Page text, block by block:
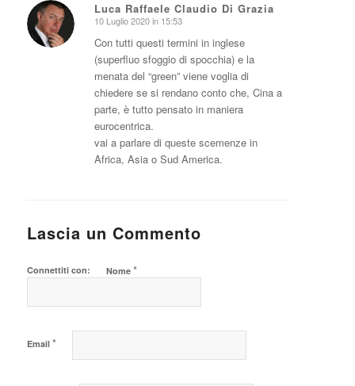
Luca Raffaele Claudio Di Grazia
dice:
10 Luglio 2020 in 15:53
Con tutti questi termini in inglese
(superfluo sfoggio di spocchia) e la
menata del “green” viene voglia di
chiedere se si rendano conto che, Cina a
parte, è tutto pensato in maniera
eurocentrica.
vai a parlare di queste scemenze in
Africa, Asia o Sud America.
Lascia un Commento
Connettiti con: Nome *
Email *